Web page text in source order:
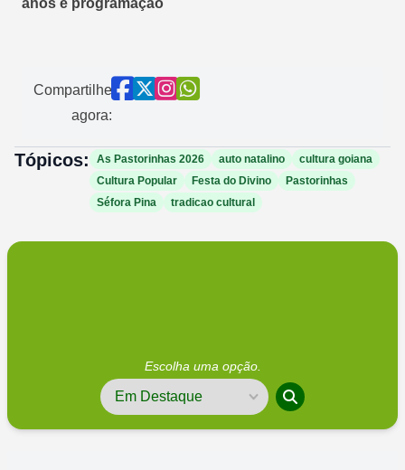
anos e programação
Compartilhe
agora:
Tópicos: As Pastorinhas 2026 auto natalino
cultura goiana
Cultura Popular
Festa do Divino
Pastorinhas
Séfora Pina
tradicao cultural
Escolha uma opção.